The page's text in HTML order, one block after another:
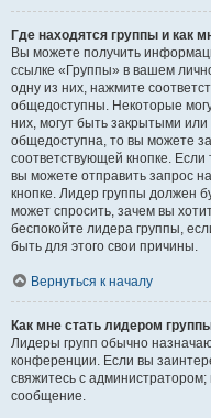
Где находятся группы и как
Вы можете получить
ссылке «Группы» в вашем
одну из них, нажмите
общедоступны. Некоторые
них, могут быть закрытыми
общедоступна, то вы можете
соответствующей кнопке. Если
вы можете отправить запрос
кнопке. Лидер группы должен
может спросить, зачем вы
беспокойте лидера группы,
быть для этого свои причины.
Вернуться к началу
Как мне стать лидером
Лидеры групп обычно
конференции. Если вы
свяжитесь с
сообщение.